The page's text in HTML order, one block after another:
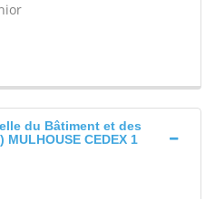
du Bâtiment et des
CEDEX 1